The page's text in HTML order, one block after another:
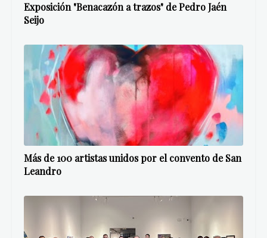
Exposición "Benacazón a trazos" de Pedro Jaén
Seijo
Más de 100 artistas unidos por el convento de San
Leandro